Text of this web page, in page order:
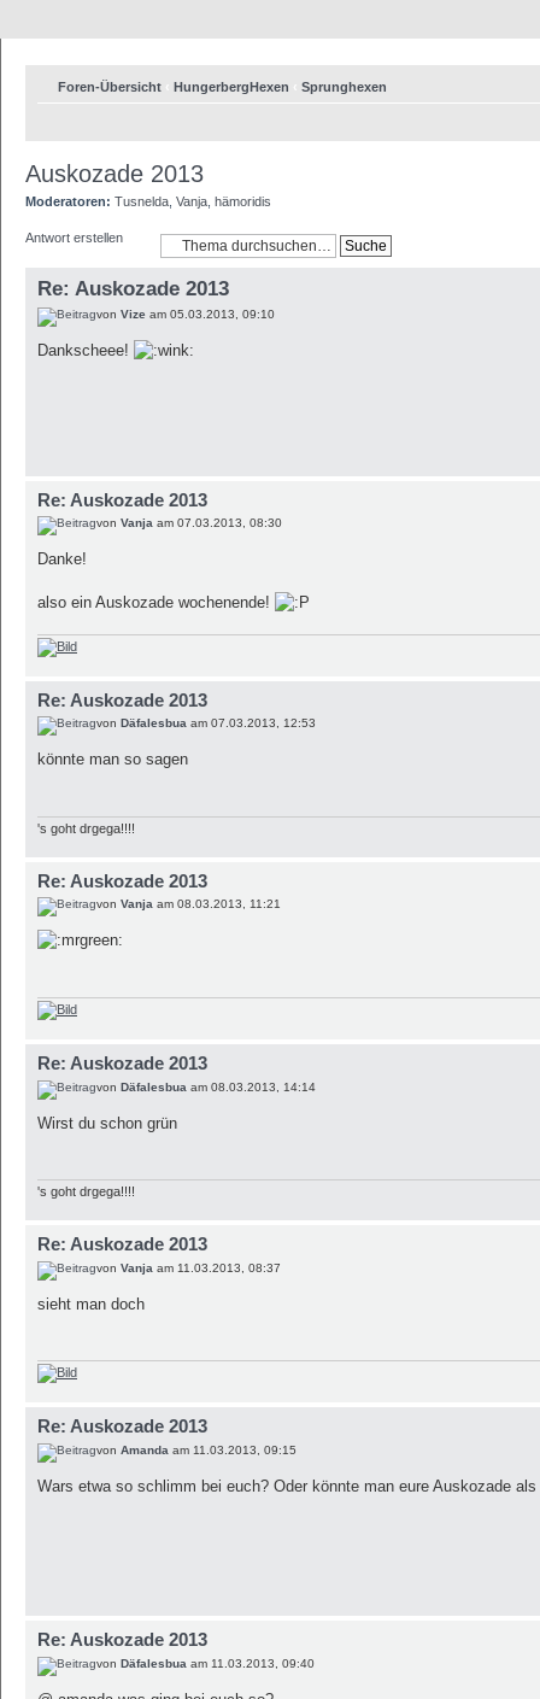
Foren-Übersicht HungerbergHexen Sprunghexen
Auskozade 2013
Moderatoren: Tusnelda Vanja hämoridis
Antwort erstellen
Re: Auskozade 2013
von Vize am 05.03.2013, 09:10
Dankscheee!
Re: Auskozade 2013
von Vanja am 07.03.2013, 08:30
Danke!
also ein Auskozade wochenende!
Re: Auskozade 2013
von Däfalesbua am 07.03.2013, 12:53
könnte man so sagen
's goht drgega!!!!
Re: Auskozade 2013
von Vanja am 08.03.2013, 11:21
Re: Auskozade 2013
von Däfalesbua am 08.03.2013, 14:14
Wirst du schon grün
's goht drgega!!!!
Re: Auskozade 2013
von Vanja am 11.03.2013, 08:37
sieht man doch
Re: Auskozade 2013
von Amanda am 11.03.2013, 09:15
Wars etwa so schlimm bei euch? Oder könnte man eure Auskozade
Re: Auskozade 2013
von Däfalesbua am 11.03.2013, 09:40